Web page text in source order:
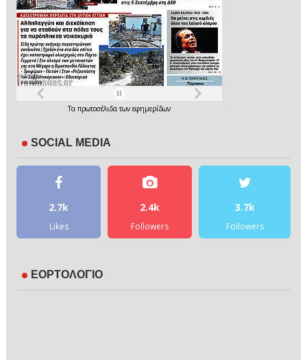
Τα πρωτοσέλιδατων εφημερίδων
SOCIAL MEDIA
2.7k
Likes
2.4k
Followers
3.7k
Followers
ΕΟΡΤΟΛΟΓΙΟ